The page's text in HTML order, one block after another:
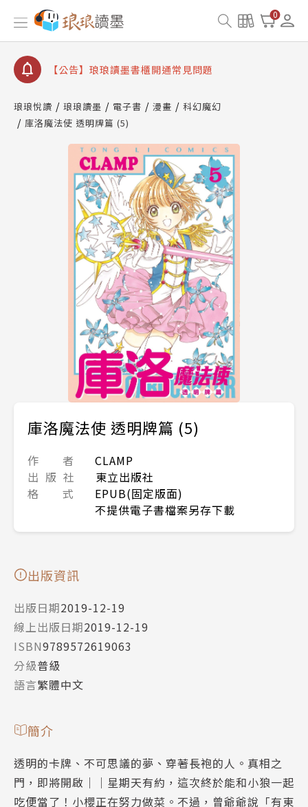
0
【公告】因 Readmoo 讀墨系統維護中，本站同步暫
停部分閱讀服務
【公告】琅琅讀墨數位閱讀資產合併與書櫃開通申請
【公告】琅琅讀墨書櫃開通常見問題
請圖文教學
【公告】琅琅書店服務升級重要說明及資產合併結果
查詢
【公告】因 Readmoo 讀墨系統維護中，本站同步暫
停部分閱讀服務
琅琅悅讀 琅琅讀墨 電子書 漫畫
科幻魔幻
庫洛魔法使 透明牌篇 (5)
庫洛魔法使 透明牌篇 (5)
作 者
CLAMP
出 版 社
東立出版社
格 式
EPUB(固定版面)
不提供電子書檔案另存下載
出版資訊
出版日期2019-12-19
線上出版日期2019-12-19
ISBN9789572619063
分級普級
語言繁體中文
簡介
透明的卡牌、不可思議的夢、穿著長袍的人。真相之
門，即將開啟｜｜星期天有約，這次終於能和小狼一起
吃便當了！小櫻正在努力做菜。不過，曾爺爺說「有東